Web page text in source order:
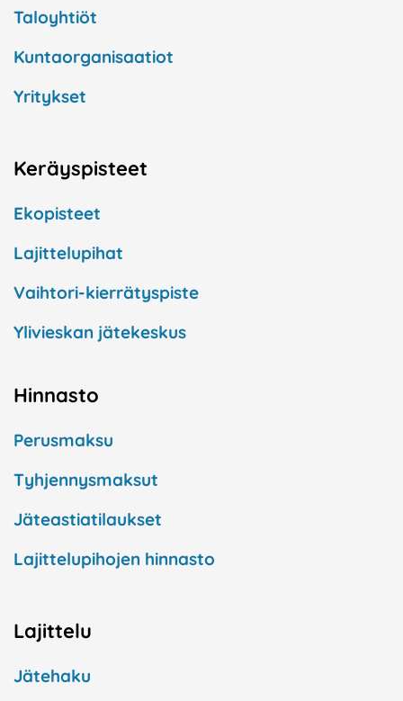
Taloyhtiöt
Kuntaorganisaatiot
Yritykset
Keräyspisteet
Ekopisteet
Lajittelupihat
Vaihtori-kierrätyspiste
Ylivieskan jätekeskus
Hinnasto
Perusmaksu
Tyhjennysmaksut
Jäteastiatilaukset
Lajittelupihojen hinnasto
Lajittelu
Jätehaku